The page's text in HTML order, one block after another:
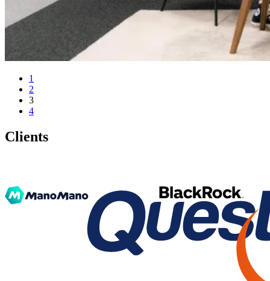
1
2
3
4
Clients